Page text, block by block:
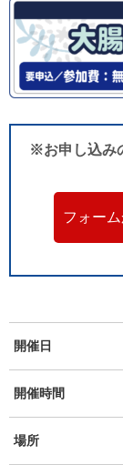
※お申し込み
フォー
開催日
開催時間
場所